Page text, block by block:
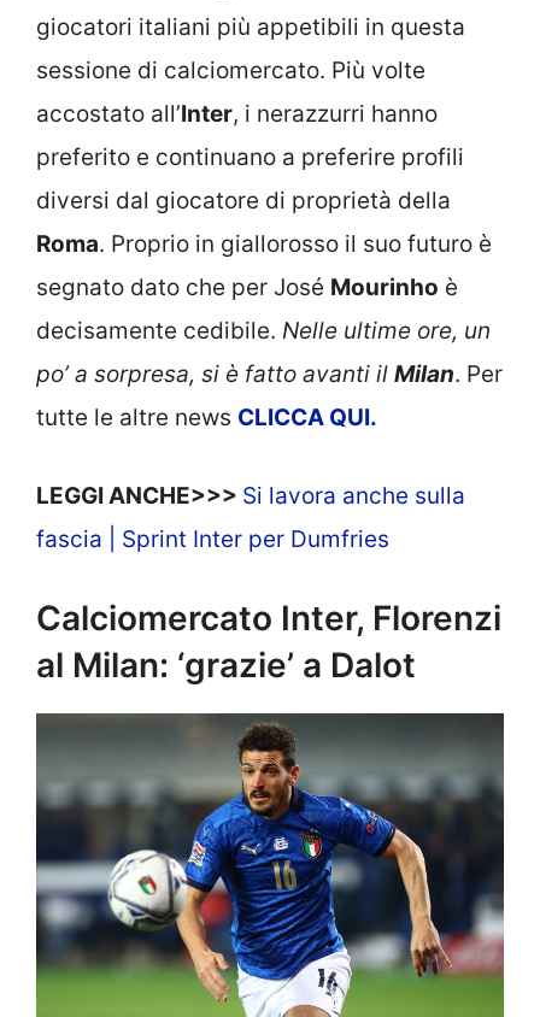
giocatori italiani più appetibili in questa
sessione di calciomercato. Più volte
accostato all’Inter, i nerazzurri hanno
preferito e continuano a preferire profili
diversi dal giocatore di proprietà della
Roma. Proprio in giallorosso il suo futuro è
segnato dato che per José Mourinho è
decisamente cedibile. Nelle ultime ore, un
po’ a sorpresa, si è fatto avanti il Milan. Per
tutte le altre news CLICCA QUI.
LEGGI ANCHE>>> Si lavora anche sulla
fascia | Sprint Inter per Dumfries
Calciomercato Inter, Florenzi
al Milan: ‘grazie’ a Dalot